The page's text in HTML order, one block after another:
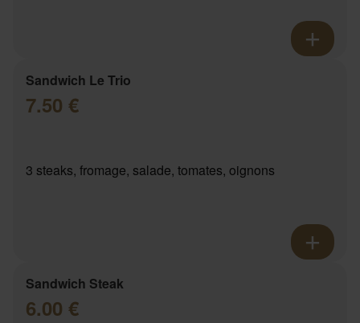
Sandwich Le Trio
7.50 €
3 steaks, fromage, salade, tomates, oignons
Sandwich Steak
6.00 €